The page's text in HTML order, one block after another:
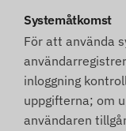
Systemåtkomst
För att använda
inloggning
uppgifterna; om
användaren